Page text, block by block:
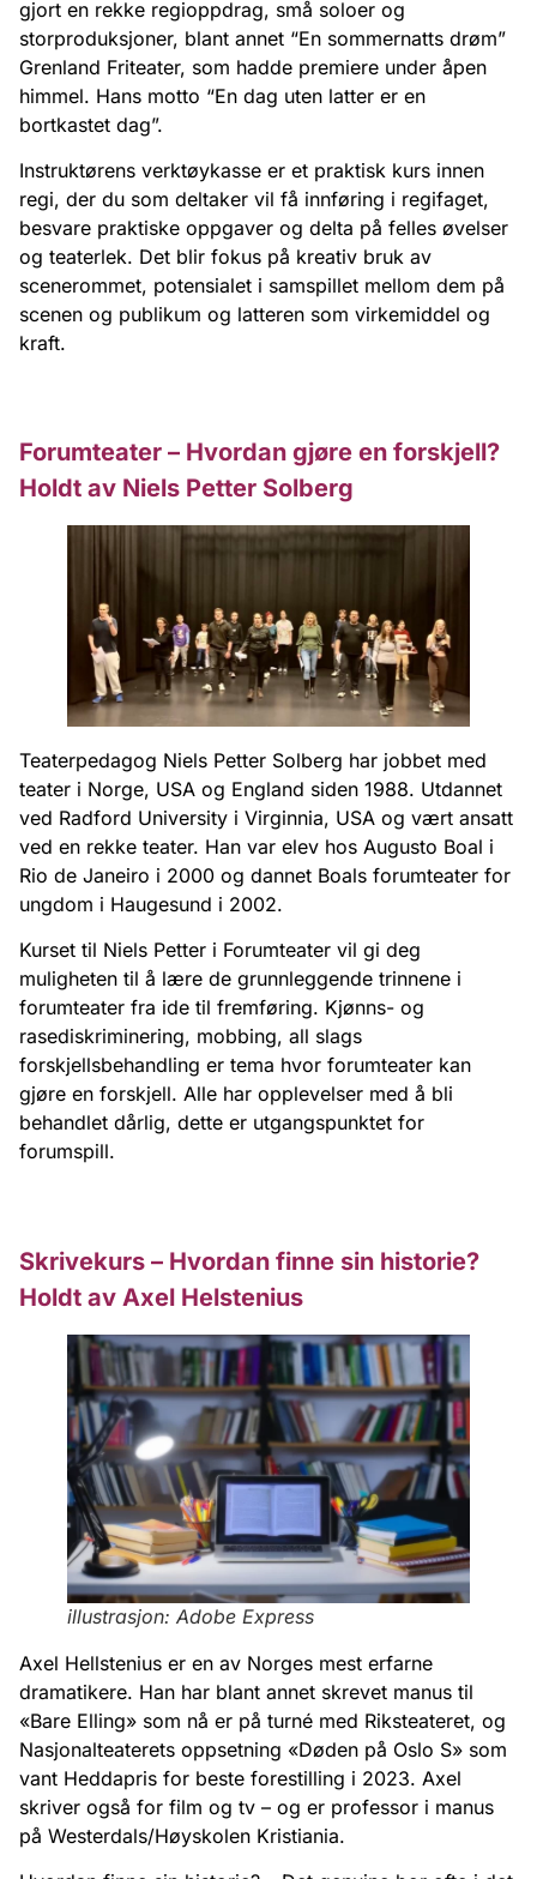
gjort en rekke regioppdrag, små soloer og
storproduksjoner, blant annet “En sommernatts drøm”
Grenland Friteater, som hadde premiere under åpen
himmel. Hans motto “En dag uten latter er en
bortkastet dag”.
Instruktørens verktøykasse er et praktisk kurs innen
regi, der du som deltaker vil få innføring i regifaget,
besvare praktiske oppgaver og delta på felles øvelser
og teaterlek. Det blir fokus på kreativ bruk av
scenerommet, potensialet i samspillet mellom dem på
scenen og publikum og latteren som virkemiddel og
kraft.
Forumteater – Hvordan gjøre en forskjell?
Holdt av Niels Petter Solberg
Teaterpedagog Niels Petter Solberg har jobbet med
teater i Norge, USA og England siden 1988. Utdannet
ved Radford University i Virginnia, USA og vært ansatt
ved en rekke teater. Han var elev hos Augusto Boal i
Rio de Janeiro i 2000 og dannet Boals forumteater for
ungdom i Haugesund i 2002.
Kurset til Niels Petter i Forumteater vil gi deg
muligheten til å lære de grunnleggende trinnene i
forumteater fra ide til fremføring. Kjønns- og
rasediskriminering, mobbing, all slags
forskjellsbehandling er tema hvor forumteater kan
gjøre en forskjell. Alle har opplevelser med å bli
behandlet dårlig, dette er utgangspunktet for
forumspill.
Skrivekurs – Hvordan finne sin historie?
Holdt av Axel Helstenius
illustrasjon: Adobe Express
Axel Hellstenius er en av Norges mest erfarne
dramatikere. Han har blant annet skrevet manus til
«Bare Elling» som nå er på turné med Riksteateret, og
Nasjonalteaterets oppsetning «Døden på Oslo S» som
vant Heddapris for beste forestilling i 2023. Axel
skriver også for film og tv – og er professor i manus
på Westerdals/Høyskolen Kristiania.